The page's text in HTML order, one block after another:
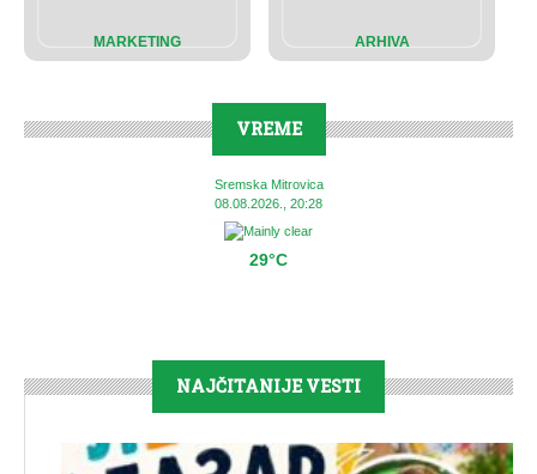
MARKETING ARHIVA
VREME
Sremska Mitrovica
08.08.2026., 20:28
29°C
NAJČITANIJE VESTI